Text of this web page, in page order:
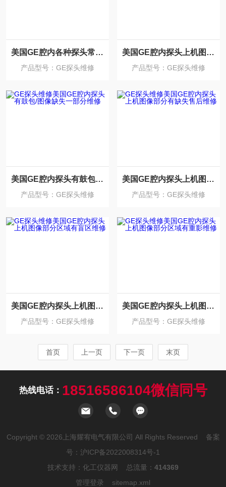
美国GE腔内各种探头常见故障售后维修中心
产品型号：GE探头维修
美国GE腔内探头上机图像模糊看不清楚维修
产品型号：GE探头维修
美国GE腔内探头有鼓包/图像缺失一部分维修
产品型号：GE探头维修
美国GE腔内探头上机图像部分有缺失售后维修
产品型号：GE探头维修
美国GE腔内探头上机图像部分区域有盲区维修
产品型号：GE探头维修
美国GE腔内探头上机图像部分区域有重影维修
产品型号：GE探头维修
首页 上一页 下一页 末页
热线电话： 18516586104微信同号
Copyright © 2026上海耀宥电气有限公司 All Rights Reserved 备案
号： 沪ICP备2022008314号-1
技术支持： 化工仪器网 总流量： 414369
管理登录
sitemap.xml